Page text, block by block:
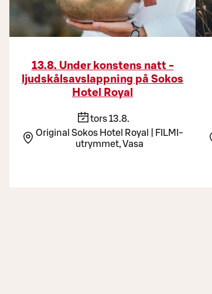
13.8. Under konstens natt -
ljudskålsavslappning på Sokos
Hotel Royal
tors 13.8.
Original Sokos Hotel Royal | FILMI-
utrymmet, Vasa